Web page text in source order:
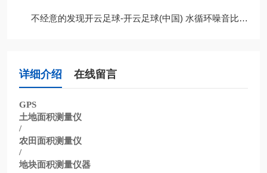
不经意的发现开云足球-开云足球(中国) 水循环噪音比以前大很多，这是为什么呢?
详细介绍 在线留言
GPS
土地面积测量仪
/
农田面积测量仪
/
地块面积测量仪器